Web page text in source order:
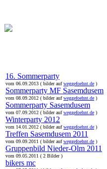
16. Sommerparty
vom 06.09.2013 ( bilder aufweggefoehnt.de )
Sommerparty MF Sasemdusem
vom 08.09.2012 ( bilder aufweggefoehnt.de )
Sommerparty Sasemdusem
vom 07.09.2012 ( bilder aufweggefoehnt.de )
Winterparty 2012
vom 14.01.2012 ( bilder aufweggefoehnt.de )
Treffen Sasemdusem 2011
vom 09.09.2011 ( bilder aufweggefoehnt.de )
Gruppenbild Nieder-Olm 2011
vom 09.05.2011 ( 2 Bilder )
bikers mc